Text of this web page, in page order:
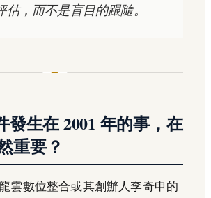
估，而不是盲目的跟隨。
發生在 2001 年的事，在
重要？
雲數位整合或其創辦人李奇申的